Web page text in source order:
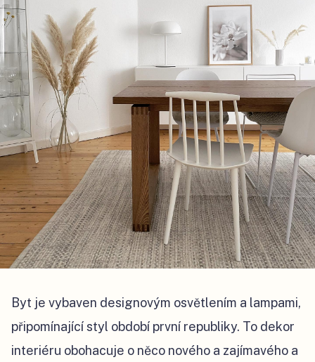
Byt je vybaven designovým osvětlením a lampami,
připomínající styl období první republiky. To dekor
interiéru obohacuje o něco nového a zajímavého a